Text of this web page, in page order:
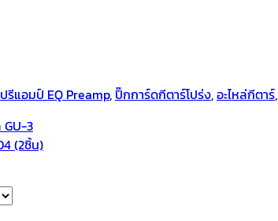
ปรีแอมป์ EQ Preamp,ปิ๊กการ์ดกีตาร์โปร่ง,อะไหล่กีตาร์,